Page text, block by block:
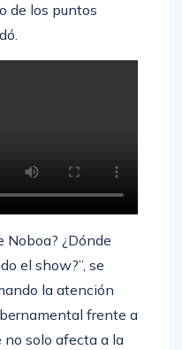
de los puntos
Noboa? ¿Dónde
el show?”, se
la atención
frente a
no solo afecta a la